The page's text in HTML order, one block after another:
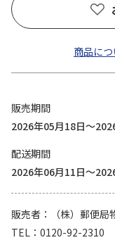
商品に
販売期間
2026年05月18日～
配送期間
2026年06月11日～
販売者
（株）郵便
TEL
0120-92-2310